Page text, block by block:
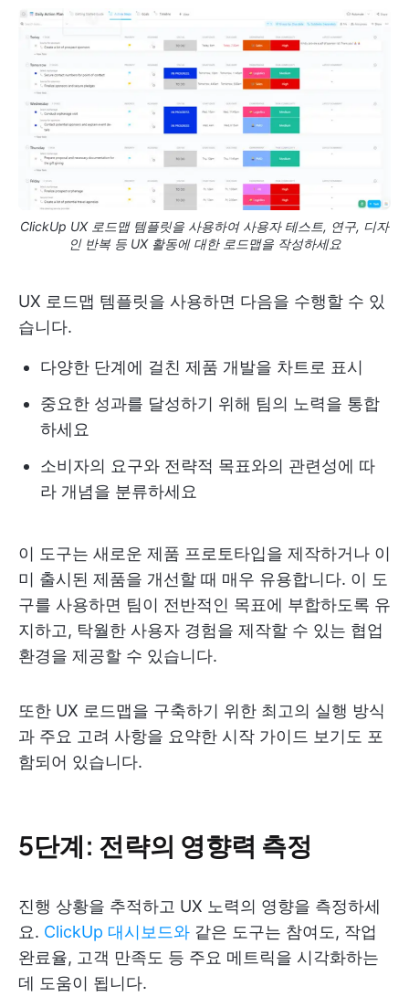
ClickUp UX 로드맵 템플릿을 사용하여 사용자 테스트, 연구, 디자
인 반복 등 UX 활동에 대한 로드맵을 작성하세요
UX 로드맵 템플릿을 사용하면 다음을 수행할 수 있
습니다.
다양한 단계에 걸친 제품 개발을 차트로 표시
중요한 성과를 달성하기 위해 팀의 노력을 통합
하세요
소비자의 요구와 전략적 목표와의 관련성에 따
라 개념을 분류하세요
이 도구는 새로운 제품 프로토타입을 제작하거나 이
미 출시된 제품을 개선할 때 매우 유용합니다. 이 도
구를 사용하면 팀이 전반적인 목표에 부합하도록 유
지하고, 탁월한 사용자 경험을 제작할 수 있는 협업
환경을 제공할 수 있습니다.
또한 UX 로드맵을 구축하기 위한 최고의 실행 방식
과 주요 고려 사항을 요약한 시작 가이드 보기도 포
함되어 있습니다.
5단계: 전략의 영향력 측정
진행 상황을 추적하고 UX 노력의 영향을 측정하세
요. ClickUp 대시보드와 같은 도구는 참여도, 작업
완료율, 고객 만족도 등 주요 메트릭을 시각화하는
데 도움이 됩니다.